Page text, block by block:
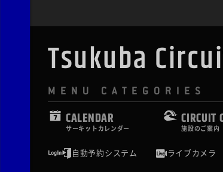
Tsukuba
MENU CATEGORIES
CALENDAR
サーキットカレンダー
CIRCUIT
施設のご案内
自動予約システム ライブカメラ